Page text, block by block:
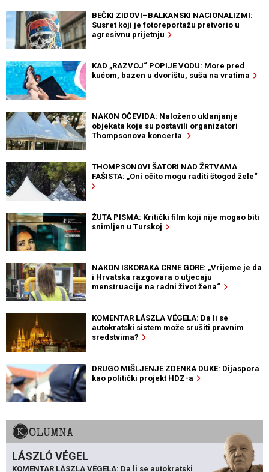
BEČKI ZIDOVI–BALKANSKI NACIONALIZMI:
Susret koji je fotoreportažu pretvorio u
agresivnu prijetnju
KAD „RAZVOJ“ POPIJE VODU: More pred
kućom, bazen u dvorištu, suša na vratima
NAKON OČEVIDA: Naloženo uklanjanje
objekata koje su postavili organizatori
Thompsonova koncerta
THOMPSONOVI ŠATORI NAD ŽRTVAMA
FAŠISTA: „Oni očito mogu raditi štogod žele“
ŽUTA PISMA: Kritički film koji nije mogao biti
snimljen u Turskoj
NAKON ISKORAKA CRNE GORE: „Vrijeme je da
i Hrvatska razgovara o utjecaju
menstruacije na radni život žena“
KOMENTAR LÁSZLA VÉGELA: Da li se
autokratski sistem može srušiti pravnim
sredstvima?
DRUGO MIŠLJENJE ZDENKA DUKE: Dijaspora
kao politički projekt HDZ-a
KOLUMNA
LÁSZLÓ VÉGEL
KOMENTAR LÁSZLA VÉGELA: Da li se autokratski